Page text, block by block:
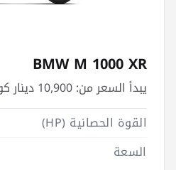
BMW M 1000 XR
يبدأ السعر من:
القوة الحصانية (HP)
السعة